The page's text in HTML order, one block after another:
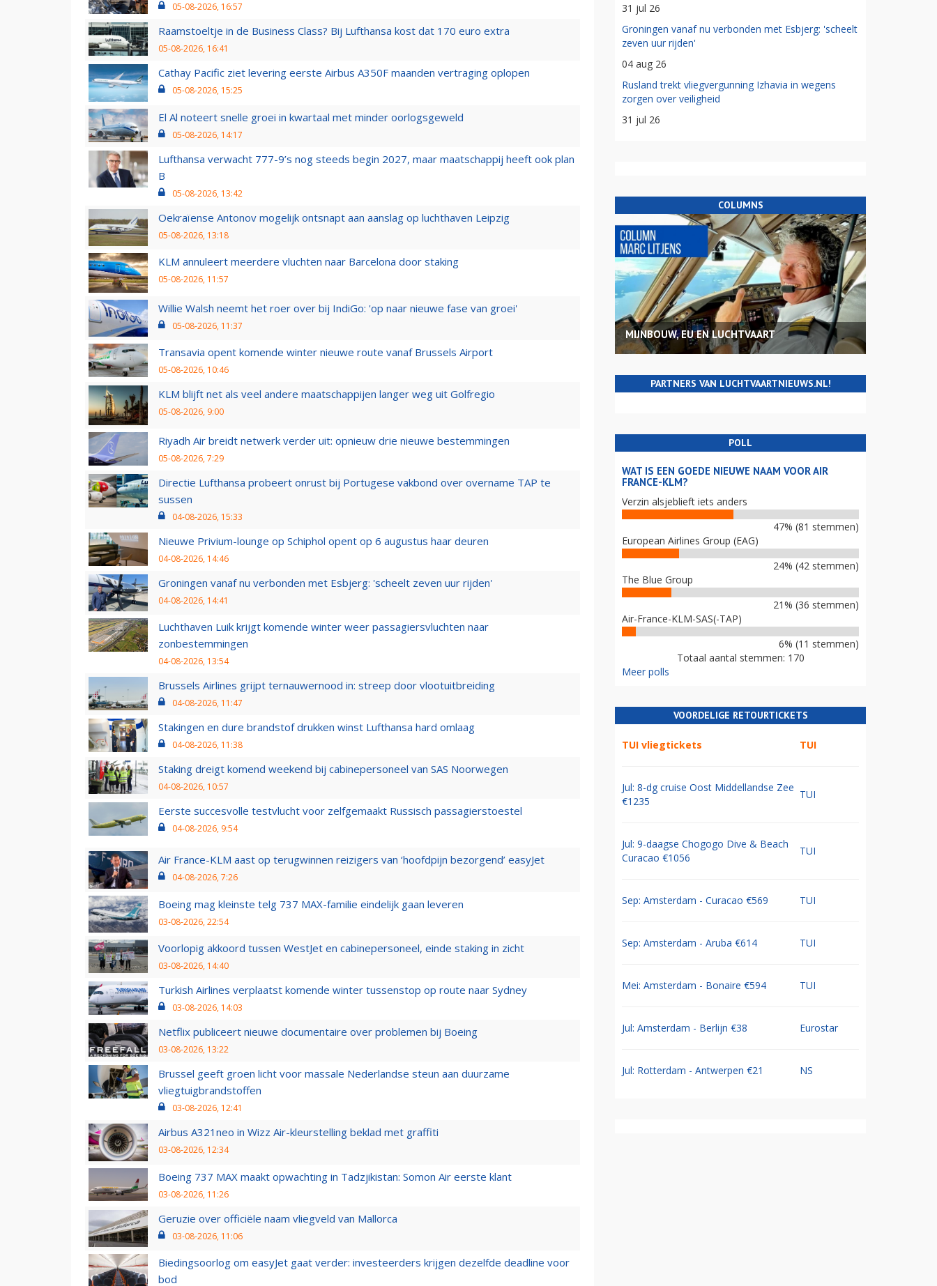
05-08-2026, 16:57
Raamstoeltje in de Business Class? Bij Lufthansa kost dat 170 euro extra
05-08-2026, 16:41
Cathay Pacific ziet levering eerste Airbus A350F maanden vertraging oplopen
05-08-2026, 15:25
El Al noteert snelle groei in kwartaal met minder oorlogsgeweld
05-08-2026, 14:17
Lufthansa verwacht 777-9’s nog steeds begin 2027, maar maatschappij heeft ook plan
B
05-08-2026, 13:42
Oekraïense Antonov mogelijk ontsnapt aan aanslag op luchthaven Leipzig
05-08-2026, 13:18
KLM annuleert meerdere vluchten naar Barcelona door staking
05-08-2026, 11:57
Willie Walsh neemt het roer over bij IndiGo: 'op naar nieuwe fase van groei'
05-08-2026, 11:37
Transavia opent komende winter nieuwe route vanaf Brussels Airport
05-08-2026, 10:46
KLM blijft net als veel andere maatschappijen langer weg uit Golfregio
05-08-2026, 9:00
Riyadh Air breidt netwerk verder uit: opnieuw drie nieuwe bestemmingen
05-08-2026, 7:29
Directie Lufthansa probeert onrust bij Portugese vakbond over overname TAP te
sussen
04-08-2026, 15:33
Nieuwe Privium-lounge op Schiphol opent op 6 augustus haar deuren
04-08-2026, 14:46
Groningen vanaf nu verbonden met Esbjerg: 'scheelt zeven uur rijden'
04-08-2026, 14:41
Luchthaven Luik krijgt komende winter weer passagiersvluchten naar
zonbestemmingen
04-08-2026, 13:54
Brussels Airlines grijpt ternauwernood in: streep door vlootuitbreiding
04-08-2026, 11:47
Stakingen en dure brandstof drukken winst Lufthansa hard omlaag
04-08-2026, 11:38
Staking dreigt komend weekend bij cabinepersoneel van SAS Noorwegen
04-08-2026, 10:57
Eerste succesvolle testvlucht voor zelfgemaakt Russisch passagierstoestel
04-08-2026, 9:54
Air France-KLM aast op terugwinnen reizigers van ‘hoofdpijn bezorgend’ easyJet
04-08-2026, 7:26
Boeing mag kleinste telg 737 MAX-familie eindelijk gaan leveren
03-08-2026, 22:54
Voorlopig akkoord tussen WestJet en cabinepersoneel, einde staking in zicht
03-08-2026, 14:40
Turkish Airlines verplaatst komende winter tussenstop op route naar Sydney
03-08-2026, 14:03
Netflix publiceert nieuwe documentaire over problemen bij Boeing
03-08-2026, 13:22
Brussel geeft groen licht voor massale Nederlandse steun aan duurzame
vliegtuigbrandstoffen
03-08-2026, 12:41
Airbus A321neo in Wizz Air-kleurstelling beklad met graffiti
03-08-2026, 12:34
Boeing 737 MAX maakt opwachting in Tadzjikistan: Somon Air eerste klant
03-08-2026, 11:26
Geruzie over officiële naam vliegveld van Mallorca
03-08-2026, 11:06
Biedingsoorlog om easyJet gaat verder: investeerders krijgen dezelfde deadline voor
bod
31 jul 26
Groningen vanaf nu verbonden met Esbjerg: 'scheelt
zeven uur rijden'
04 aug 26
Rusland trekt vliegvergunning Izhavia in wegens
zorgen over veiligheid
31 jul 26
COLUMNS
MIJNBOUW, EU EN LUCHTVAART
PARTNERS VAN LUCHTVAARTNIEUWS.NL!
POLL
WAT IS EEN GOEDE NIEUWE NAAM VOOR AIR
FRANCE-KLM?
Verzin alsjeblieft iets anders
47% (81 stemmen)
European Airlines Group (EAG)
24% (42 stemmen)
The Blue Group
21% (36 stemmen)
Air-France-KLM-SAS(-TAP)
6% (11 stemmen)
Totaal aantal stemmen: 170
Meer polls
VOORDELIGE RETOURTICKETS
TUI vliegtickets TUI
Jul: 8-dg cruise Oost Middellandse Zee
€1235
TUI
Jul: 9-daagse Chogogo Dive & Beach
Curacao €1056
TUI
Sep: Amsterdam - Curacao €569 TUI
Sep: Amsterdam - Aruba €614 TUI
Mei: Amsterdam - Bonaire €594 TUI
Jul: Amsterdam - Berlijn €38 Eurostar
Jul: Rotterdam - Antwerpen €21 NS